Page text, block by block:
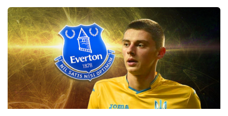
ІНТЕРВ'Ю
РІЗНЕ
БУКМЕКЕРИ